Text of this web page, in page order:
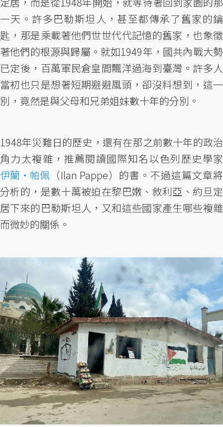
一天。許多巴勒斯坦人，甚至都傳承了舊家的鑰
匙，那是乘載著他們世世代代記憶的舊家，也象徵
著他們的根源與歸屬。就如1949年，國共內戰大勢
已定後，百萬軍民倉皇間飄洋過海到臺灣。許多人
當初也只是想著短期避避風頭，卻沒料想到，這一
別，竟然是與父母和兄弟姐妹數十年的分別。
1948年災難日的歷史，還有在那之前數十年的政治
角力太複雜，推薦閱讀國際知名以色列歷史學家
伊蘭・帕佩 （Ilan Pappe）的書。不過這篇文章將
分析的，是數十萬被迫在黎巴嫩、敘利亞、約旦定
居下來的巴勒斯坦人，又和這些國家產生哪些複雜
而微妙的關係。